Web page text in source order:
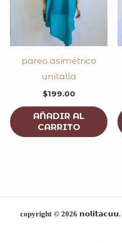
pareo asimétrico
unitalla
$199.00
AÑADIR AL
CARRITO
copyright © 2026